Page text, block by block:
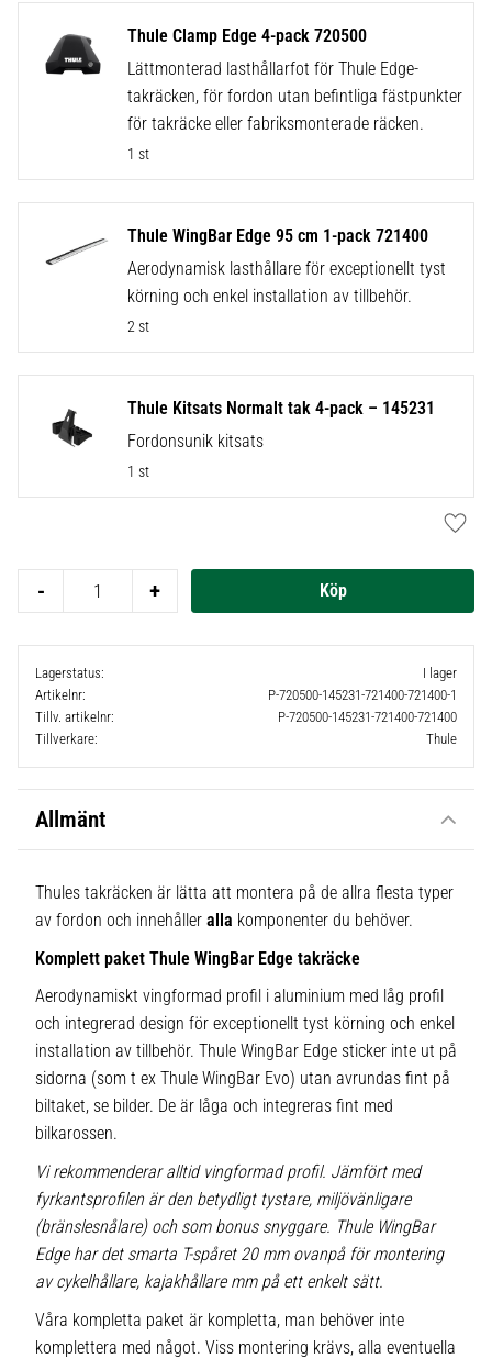
Thule Clamp Edge 4-pack 720500
Lättmonterad lasthållarfot för Thule Edge-
takräcken, för fordon utan befintliga fästpunkter
för takräcke eller fabriksmonterade räcken.
1 st
Thule WingBar Edge 95 cm 1-pack 721400
Aerodynamisk lasthållare för exceptionellt tyst
körning och enkel installation av tillbehör.
2 st
Thule Kitsats Normalt tak 4-pack – 145231
Fordonsunik kitsats
1 st
+
-
Lagerstatus
I lager
Artikelnr
P-720500-145231-721400-721400-1
Tillv. artikelnr
P-720500-145231-721400-721400
Tillverkare
Thule
Allmänt
Thules takräcken är lätta att montera på de allra flesta typer
av fordon och innehåller alla komponenter du behöver.
Komplett paket Thule WingBar Edge takräcke
Aerodynamiskt vingformad profil i aluminium med låg profil
och integrerad design för exceptionellt tyst körning och enkel
installation av tillbehör. Thule WingBar Edge sticker inte ut på
sidorna (som t ex Thule WingBar Evo) utan avrundas fint på
biltaket, se bilder. De är låga och integreras fint med
bilkarossen.
Vi rekommenderar alltid vingformad profil. Jämfört med
fyrkantsprofilen är den betydligt tystare, miljövänligare
(bränslesnålare) och som bonus snyggare. Thule WingBar
Edge har det smarta T-spåret 20 mm ovanpå för montering
av cykelhållare, kajakhållare mm på ett enkelt sätt.
Våra kompletta paket är kompletta, man behöver inte
komplettera med något. Viss montering krävs, alla eventuella